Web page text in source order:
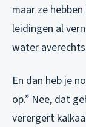
maar ze
leidingen al
water
En dan heb je
op.” Nee, dat
verergert